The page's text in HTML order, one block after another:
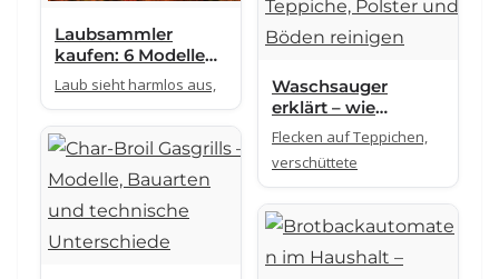
Laubsammler
kaufen: 6 Modelle
gegen mühsames
Laubfegen
Laub sieht harmlos aus,
Waschsauger
erklärt – wie
Kombigeräte
Teppiche, Polster
und Böden reinigen
Flecken auf Teppichen,
verschüttete